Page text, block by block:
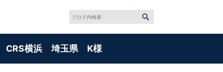
CRS横浜 埼玉県 K様